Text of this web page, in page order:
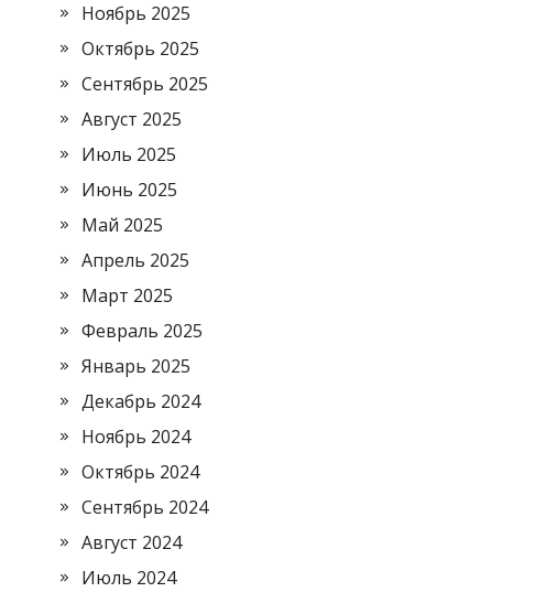
Ноябрь 2025
Октябрь 2025
Сентябрь 2025
Август 2025
Июль 2025
Июнь 2025
Май 2025
Апрель 2025
Март 2025
Февраль 2025
Январь 2025
Декабрь 2024
Ноябрь 2024
Октябрь 2024
Сентябрь 2024
Август 2024
Июль 2024